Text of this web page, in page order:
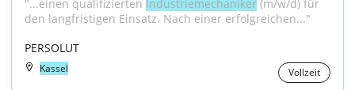
"...einen qualifizierten Industriemechaniker (m/w/d) für
den langfristigen Einsatz. Nach einer erfolgreichen..."
PERSOLUT
Kassel Vollzeit